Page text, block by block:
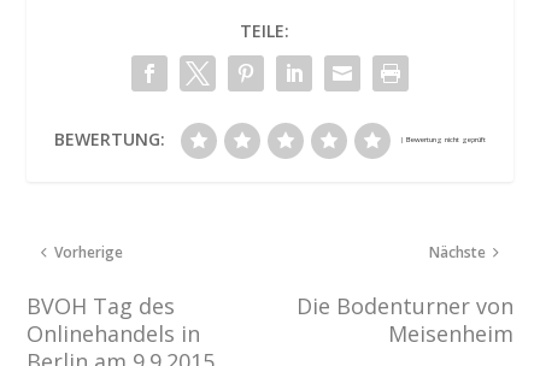
TEILE:
BEWERTUNG:
Vorherige
BVOH Tag des
Onlinehandels in
Nächste
Die Bodenturner von
Meisenheim